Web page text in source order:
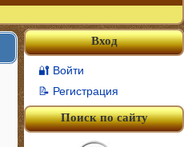
Вход
🔐 Войти
📝 Регистрация
Поиск по сайту